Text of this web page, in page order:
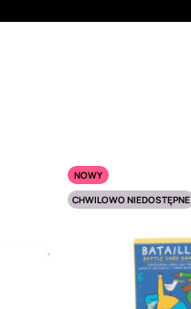
NOWY
CHWILOWO NIEDOSTĘPNE